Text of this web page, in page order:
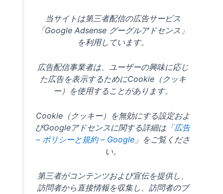
当サイトは第三者配信の広告サービス
「Google Adsense グーグルアドセンス」
を利用しています。
広告配信事業者は、ユーザーの興味に応じ
た広告を表示するためにCookie（クッキ
ー）を使用することがあります。
Cookie（クッキー）を無効にする設定およ
びGoogleアドセンスに関する詳細は「広告
– ポリシーと規約 – Google」をご覧くださ
い。
第三者がコンテンツおよび宣伝を提供し、
訪問者から直接情報を収集し、訪問者のブ